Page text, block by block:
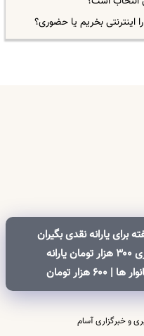
اینترنتی بخریم یا حضوری؟
یارانه نقدی بگیران
| شنبه ، واریز نفری ۳۰۰ هزار تومان یارانه
نقدی برای این خانوار ها | ۶۰۰ هزار تومان
دارای فرزند
و خبرگزاری آسام